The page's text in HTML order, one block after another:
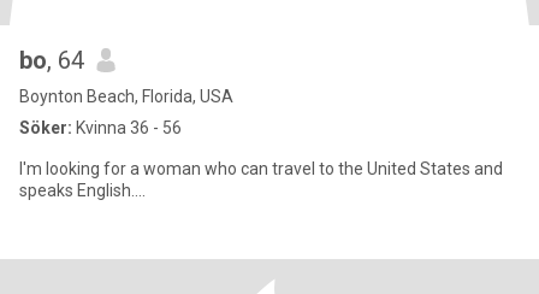
bo, 64
Boynton Beach, Florida, USA
Söker: Kvinna 36 - 56
I'm looking for a woman who can travel to the United States and
speaks English....